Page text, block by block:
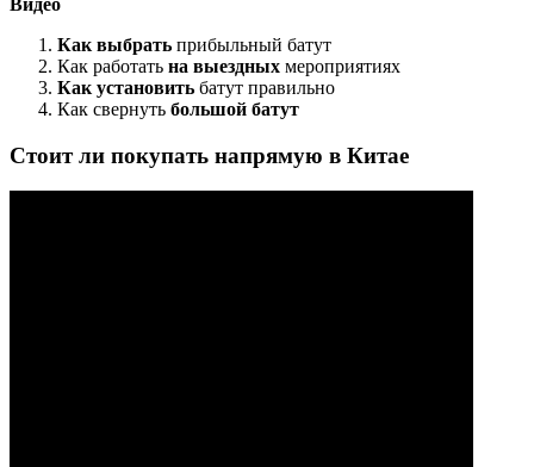
Видео
Как выбрать прибыльный батут
Как работать на выездных мероприятиях
Как установить батут правильно
Как свернуть большой батут
Стоит ли покупать напрямую в Китае